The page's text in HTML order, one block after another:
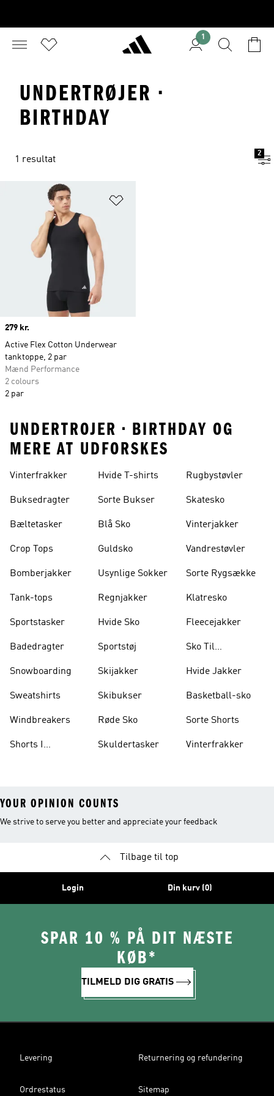
1
UNDERTRØJER ·
BIRTHDAY
1 resultat
2
Price
279 kr.
Active Flex Cotton Underwear
tanktoppe, 2 par
Mænd Performance
2 colours
2 par
UNDERTROJER • BIRTHDAY OG
MERE AT UDFORSKES
Vinterfrakker
Buksedragter
Bæltetasker
Crop Tops
Bomberjakker
Tank-tops
Sportstasker
Badedragter
Snowboarding
Sweatshirts
Windbreakers
Shorts I
Hvide T-shirts
Sorte Bukser
Blå Sko
Guldsko
Usynlige Sokker
Regnjakker
Hvide Sko
Sportstøj
Skijakker
Skibukser
Røde Sko
Skuldertasker
Rugbystøvler
Skatesko
Vinterjakker
Vandrestøvler
Sorte Rygsække
Klatresko
Fleecejakker
Sko Til
Hvide Jakker
Basketball-sko
Sorte Shorts
Vinterfrakker
YOUR OPINION COUNTS
We strive to serve you better and appreciate your feedback
Tilbage til top
Login Din kurv (0)
SPAR 10 % PÅ DIT NÆSTE
KØB*
TILMELD DIG GRATIS
Levering Returnering og refundering
Ordrestatus Sitemap